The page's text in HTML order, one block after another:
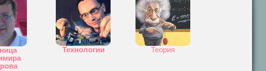
Технологии Теория